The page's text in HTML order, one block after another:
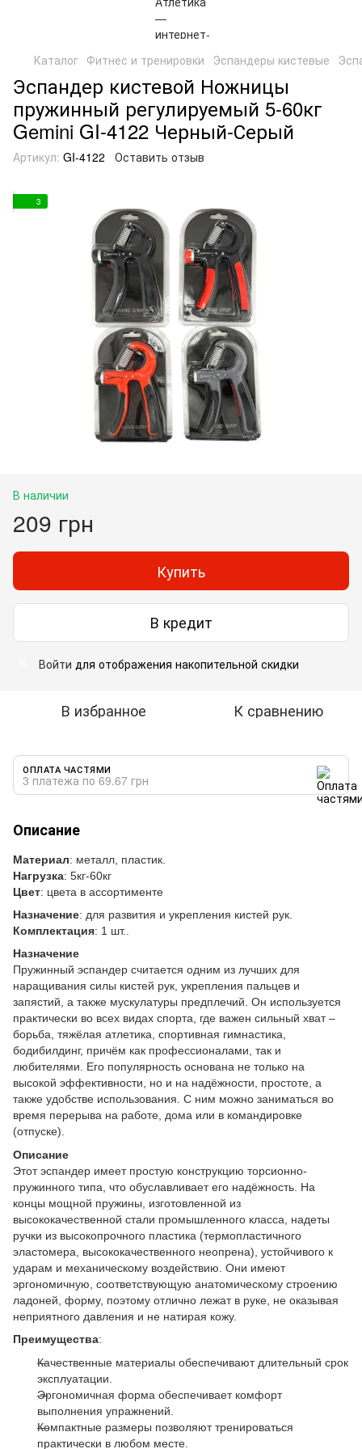
Каталог Фитнес и тренировки Эспандеры кистевые
Эспандер кистевой Ножницы
пружинный регулируемый 5-60кг
Gemini GI-4122 Черный-Серый
Артикул: GI-4122 Оставить отзыв
3
В наличии
209 грн
Купить
В кредит
Войти для отображения накопительной скидки
В избранное К сравнению
ОПЛАТА ЧАСТЯМИ
3 платежа по 69.67 грн
Описание
Материал: металл, пластик.
Нагрузка: 5кг-60кг
Цвет: цвета в ассортименте
Назначение: для развития и укрепления кистей рук.
Комплектация: 1 шт..
Назначение
Пружинный эспандер считается одним из лучших для
наращивания силы кистей рук, укрепления пальцев и
запястий, а также мускулатуры предплечий. Он используется
практически во всех видах спорта, где важен сильный хват –
борьба, тяжёлая атлетика, спортивная гимнастика,
бодибилдинг, причём как профессионалами, так и
любителями. Его популярность основана не только на
высокой эффективности, но и на надёжности, простоте, а
также удобстве использования. С ним можно заниматься во
время перерыва на работе, дома или в командировке
(отпуске).
Описание
Этот эспандер имеет простую конструкцию торсионно-
пружинного типа, что обуславливает его надёжность. На
концы мощной пружины, изготовленной из
высококачественной стали промышленного класса, надеты
ручки из высокопрочного пластика (термопластичного
эластомера, высококачественного неопрена), устойчивого к
ударам и механическому воздействию. Они имеют
эргономичную, соответствующую анатомическому строению
ладоней, форму, поэтому отлично лежат в руке, не оказывая
неприятного давления и не натирая кожу.
Преимущества:
Качественные материалы обеспечивают длительный срок
эксплуатации.
Эргономичная форма обеспечивает комфорт
выполнения упражнений.
Компактные размеры позволяют тренироваться
практически в любом месте.